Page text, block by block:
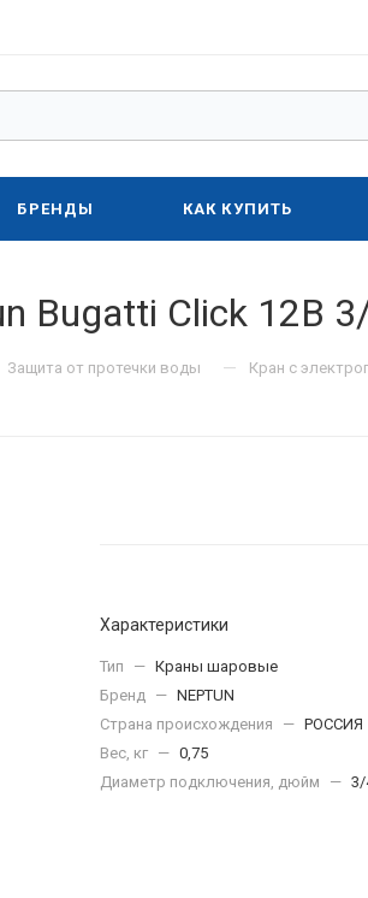
БРЕНДЫ КАК КУПИТЬ
Bugatti Click 12В
Защита от протечки воды — Кран с
Характеристики
Тип — Краны шаровые
Бренд — NEPTUN
Страна происхождения
— РОССИЯ
Вес, кг — 0,75
Диаметр подключения, дюйм
— 3/